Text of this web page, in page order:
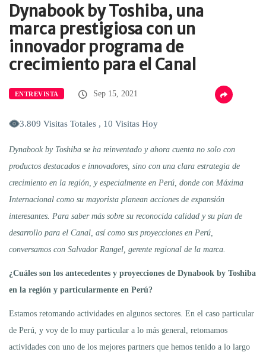
Dynabook by Toshiba, una
marca prestigiosa con un
innovador programa de
crecimiento para el Canal
ENTREVISTA Sep 15, 2021
3.809 Visitas Totales , 10 Visitas Hoy
Dynabook by Toshiba se ha reinventado y ahora cuenta no solo con
productos destacados e innovadores, sino con una clara estrategia de
crecimiento en la región, y especialmente en Perú, donde con Máxima
Internacional como su mayorista planean acciones de expansión
interesantes. Para saber más sobre su reconocida calidad y su plan de
desarrollo para el Canal, así como sus proyecciones en Perú,
conversamos con Salvador Rangel, gerente regional de la marca.
¿Cuáles son los antecedentes y proyecciones de Dynabook by Toshiba
en la región y particularmente en Perú?
Estamos retomando actividades en algunos sectores. En el caso particular
de Perú, y voy de lo muy particular a lo más general, retomamos
actividades con uno de los mejores partners que hemos tenido a lo largo